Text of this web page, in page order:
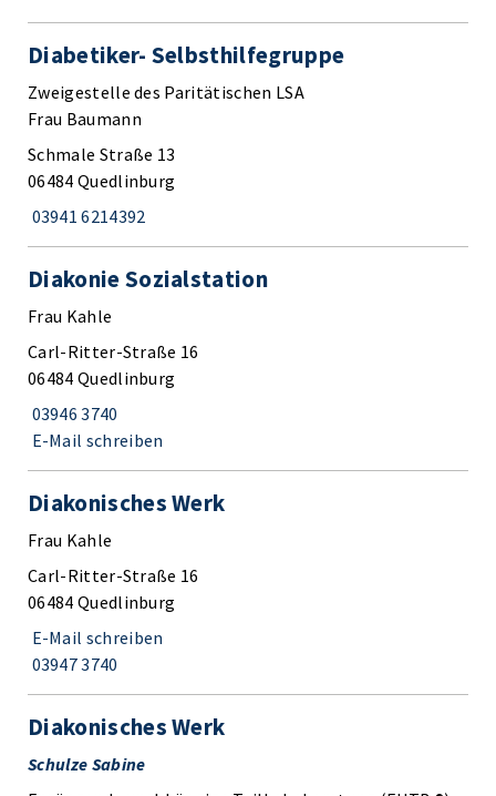
Diabetiker- Selbsthilfegruppe
Zweigestelle des Paritätischen LSA
Frau Baumann
Schmale Straße 13
06484 Quedlinburg
03941 6214392
Diakonie Sozialstation
Frau Kahle
Carl-Ritter-Straße 16
06484 Quedlinburg
03946 3740
E-Mail schreiben
Diakonisches Werk
Frau Kahle
Carl-Ritter-Straße 16
06484 Quedlinburg
E-Mail schreiben
03947 3740
Diakonisches Werk
Schulze Sabine